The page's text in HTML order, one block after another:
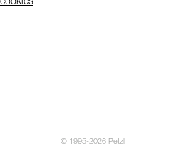
© 1995-2026 Petzl